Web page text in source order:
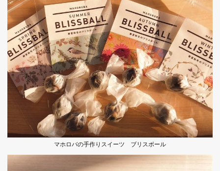
マホロバの手作りスイーツ ブリスボール